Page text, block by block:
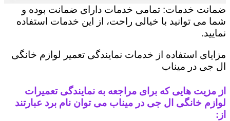
ضمانت خدمات: تمامی خدمات دارای ضمانت بوده و
شما می توانید با خیالی راحت، از این خدمات استفاده
نمایید.
مزایای استفاده از خدمات نمایندگی تعمیر لوازم خانگی
ال جی در میناب
از مزیت هایی که برای مراجعه به نمایندگی تعمیرات
لوازم خانگی ال جی در میناب می توان نام برد عبارتند
از: